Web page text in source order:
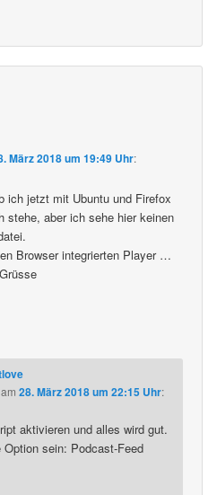
März 2018 um 19:49 Uhr:
ich jetzt mit Ubuntu und Firefox
stehe, aber ich sehe hier keinen
Browser integrierten Player …
28. März 2018 um 22:15 Uhr:
aktivieren und alles wird gut.
sein: Podcast-Feed